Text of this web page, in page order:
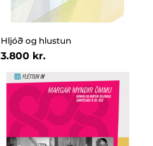
Hljóð og hlustun
3.800 kr.